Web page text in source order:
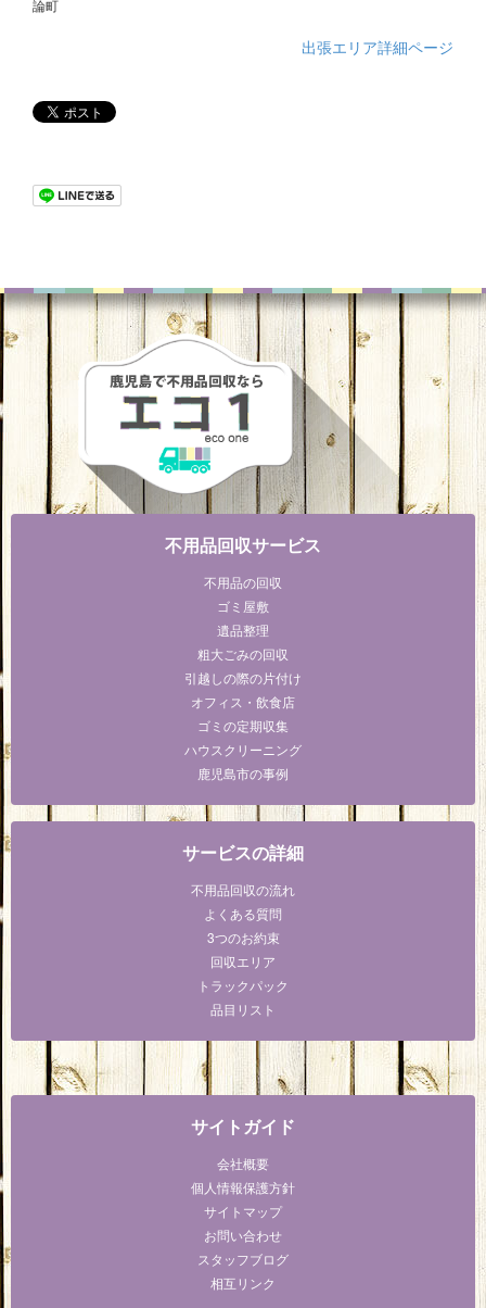
論町
出張エリア詳細ページ
不用品回収サービス
不用品の回収
ゴミ屋敷
遺品整理
粗大ごみの回収
引越しの際の片付け
オフィス・飲食店
ゴミの定期収集
ハウスクリーニング
鹿児島市の事例
サービスの詳細
不用品回収の流れ
よくある質問
3つのお約束
回収エリア
トラックパック
品目リスト
サイトガイド
会社概要
個人情報保護方針
サイトマップ
お問い合わせ
スタッフブログ
相互リンク